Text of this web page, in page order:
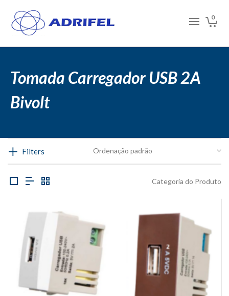
0
Tomada Carregador USB 2A
Bivolt
Filters
Categoria do Produto